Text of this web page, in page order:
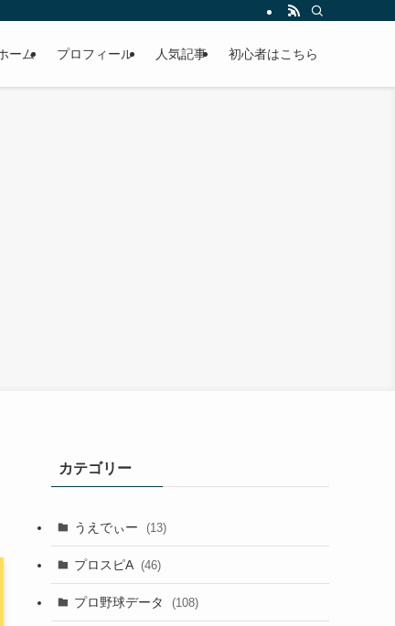
ーム プロフィール 人気記事 初心者はこちら
カテゴリー
うえでぃー (13)
プロスピA (46)
プロ野球データ (108)